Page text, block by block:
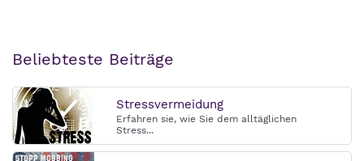
Beliebteste Beiträge
Stressvermeidung
Erfahren sie, wie Sie dem alltäglichen
Stress...